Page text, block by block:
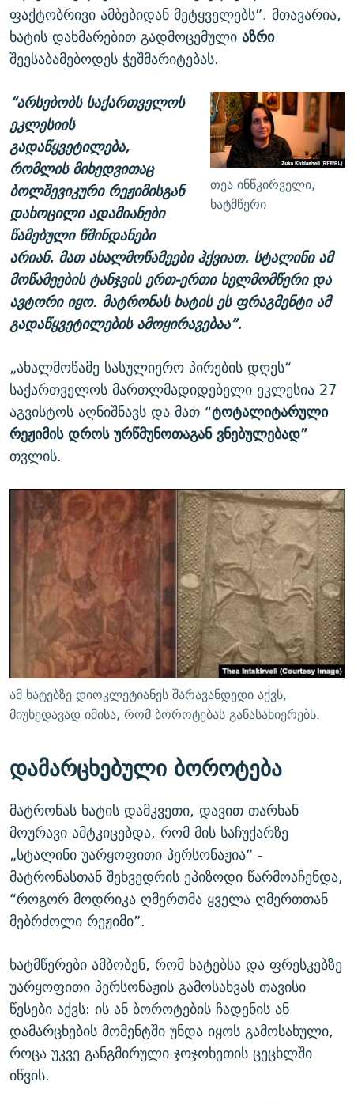
ფაქტობრივი ამბებიდან მეტყველებს”. მთავარია,
ხატის დახმარებით გადმოცემული აზრი
შეესაბამებოდეს ჭეშმარიტებას.
თეა ინწკირველი,
ხატმწერი
“არსებობს საქართველოს
ეკლესიის
გადაწყვეტილება,
რომლის მიხედვითაც
ბოლშევიკური რეჟიმისგან
დახოცილი ადამიანები
წამებული წმინდანები
არიან. მათ ახალმოწამეები ჰქვიათ. სტალინი ამ
მოწამეების ტანჯვის ერთ-ერთი ხელმომწერი და
ავტორი იყო. მატრონას ხატის ეს ფრაგმენტი ამ
გადაწყვეტილების ამოყირავებაა”.
„ახალმოწამე სასულიერო პირების დღეს“
საქართველოს მართლმადიდებელი ეკლესია 27
აგვისტოს აღნიშნავს და მათ “ტოტალიტარული
რეჟიმის დროს ურწმუნოთაგან ვნებულებად”
თვლის.
ამ ხატებზე დიოკლეტიანეს შარავანდედი აქვს,
მიუხედავად იმისა, რომ ბოროტებას განასახიერებს.
დამარცხებული ბოროტება
მატრონას ხატის დამკვეთი, დავით თარხან-
მოურავი ამტკიცებდა, რომ მის საჩუქარზე
„სტალინი უარყოფითი პერსონაჟია” -
მატრონასთან შეხვედრის ეპიზოდი წარმოაჩენდა,
“როგორ მოდრიკა ღმერთმა ყველა ღმერთთან
მებრძოლი რეჟიმი”.
ხატმწერები ამბობენ, რომ ხატებსა და ფრესკებზე
უარყოფითი პერსონაჟის გამოსახვას თავისი
წესები აქვს: ის ან ბოროტების ჩადენის ან
დამარცხების მომენტში უნდა იყოს გამოსახული,
როცა უკვე განგმირული ჯოჯოხეთის ცეცხლში
იწვის.